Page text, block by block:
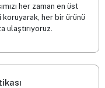
her zaman en üst
her bir ürünü
ulaştırıyoruz.